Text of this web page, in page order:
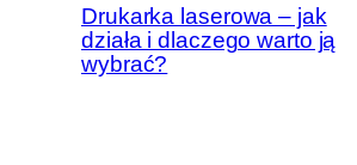
Drukarka laserowa – jak
działa i dlaczego warto ją
wybrać?